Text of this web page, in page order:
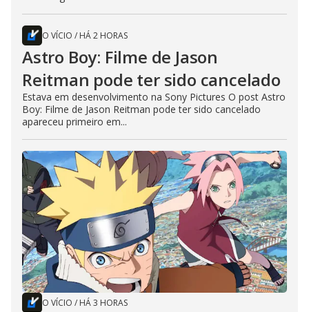
O VÍCIO / HÁ 2 HORAS
Astro Boy: Filme de Jason
Reitman pode ter sido cancelado
Estava em desenvolvimento na Sony Pictures O post Astro
Boy: Filme de Jason Reitman pode ter sido cancelado
apareceu primeiro em...
O VÍCIO / HÁ 3 HORAS